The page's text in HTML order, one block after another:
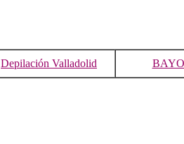
Depilación Valladolid